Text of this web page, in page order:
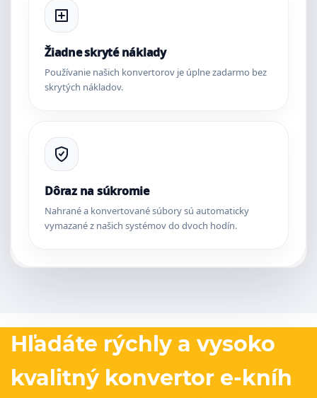
Žiadne skryté náklady
Používanie našich konvertorov je úplne zadarmo bez
skrytých nákladov.
Dôraz na súkromie
Nahrané a konvertované súbory sú automaticky
vymazané z našich systémov do dvoch hodín.
Hľadáte rýchly a vysoko
kvalitný konvertor e-kníh